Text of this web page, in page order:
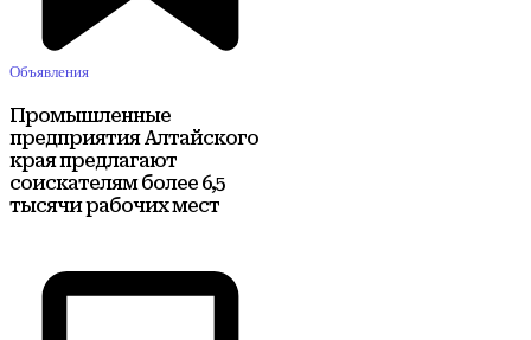
Объявления
Промышленные
предприятия Алтайского
края предлагают
соискателям более 6,5
тысячи рабочих мест